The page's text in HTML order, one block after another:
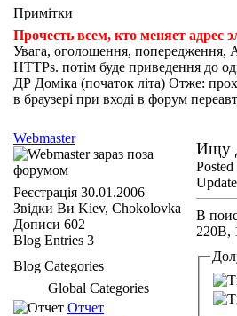
Примітки
Прочесть всем, кто меняет адрес
Увага, оголошення, попередження,
HTTPs. потім буде приведення до
ДР Доміка (початок літа) Отже:
в браузері при вході в форум
Ищу
В
220В,
Webmaster
Реєстрація 30.01.2006
Звідки Ви Kiev, Chokolovka
Дописи 602
Blog Entries 3
Blog Categories
Global Categories
Отчет